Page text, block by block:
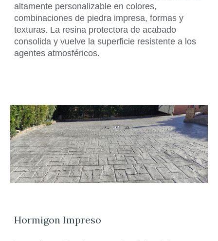
altamente personalizable en colores,
combinaciones de piedra impresa, formas y
texturas. La resina protectora de acabado
consolida y vuelve la superficie resistente a los
agentes atmosféricos.
Hormigon Impreso